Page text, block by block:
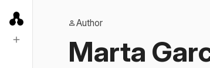
Author
Marta